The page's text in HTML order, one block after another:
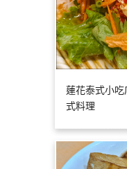
蓮花泰式小
式料理